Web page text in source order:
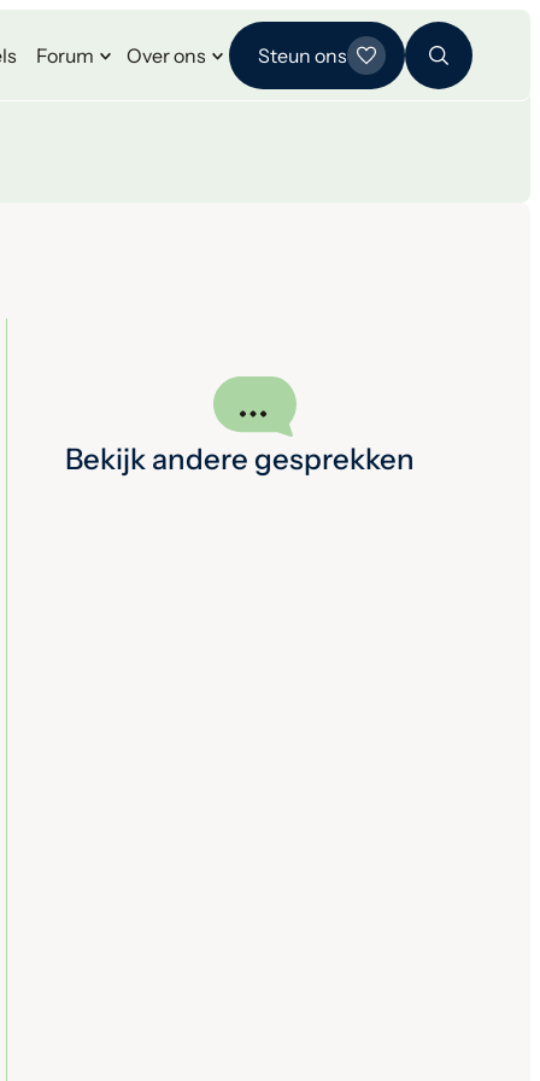
Forum Over ons Steun ons
Bekijk andere gesprekken